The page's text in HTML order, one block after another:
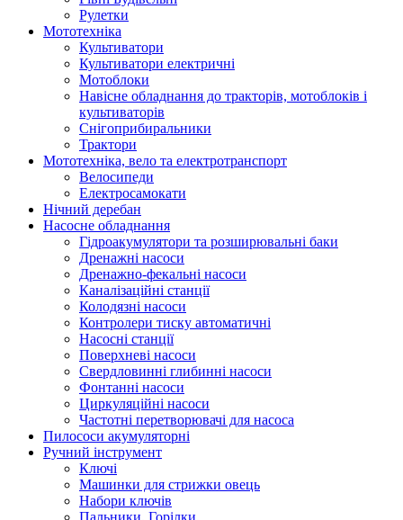
Рулетки
Мототехніка
Культиватори
Культиватори електричні
Мотоблоки
Навісне обладнання до тракторів, мотоблоків і
культиваторів
Снігоприбиральники
Трактори
Мототехніка, вело та електротранспорт
Велосипеди
Електросамокати
Нічний деребан
Насосне обладнання
Гідроакумулятори та розширювальні баки
Дренажні насоси
Дренажно-фекальні насоси
Каналізаційні станції
Колодязні насоси
Контролери тиску автоматичні
Насосні станції
Поверхневі насоси
Свердловинні глибинні насоси
Фонтанні насоси
Циркуляційні насоси
Частотні перетворювачі для насоса
Пилососи акумуляторні
Ручний інструмент
Ключі
Машинки для стрижки овець
Набори ключів
Пальники. Горілки.